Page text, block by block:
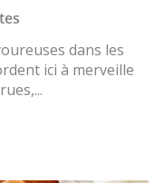
dans les
ici à merveille